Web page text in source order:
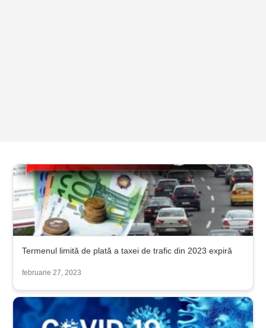
Termenul limită de plată a taxei de trafic din 2023 expiră
februarie 27, 2023